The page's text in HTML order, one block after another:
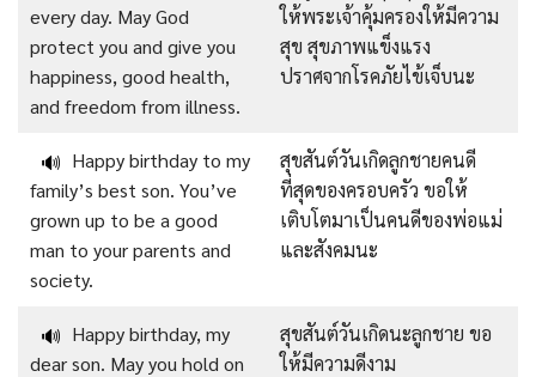
every day. May God
protect you and give you
happiness, good health,
and freedom from illness.
ให้พระเจ้าคุ้มครองให้มีความ
สุข สุขภาพแข็งแรง
ปราศจากโรคภัยไข้เจ็บนะ
🔊 Happy birthday to my
family’s best son. You’ve
grown up to be a good
man to your parents and
society.
สุขสันต์วันเกิดลูกชายคนดี
ที่สุดของครอบครัว ขอให้
เติบโตมาเป็นคนดีของพ่อแม่
และสังคมนะ
🔊 Happy birthday, my
dear son. May you hold on
สุขสันต์วันเกิดนะลูกชาย ขอ
ให้มีความดีงาม